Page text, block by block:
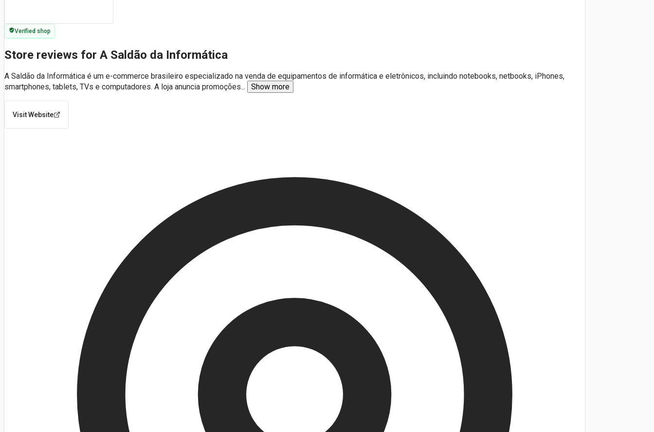
Verified shop
Store reviews for A Saldão da Informática
A Saldão da Informática é um e-commerce brasileiro especializado na venda de equipamentos de informática e eletrônicos, incluindo notebooks, netbooks, iPhones,
smartphones, tablets, TVs e computadores. A loja anuncia promoções... Show more
Visit Website